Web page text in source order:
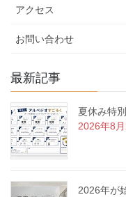
アクセス
お問い合わせ
最新記事
夏休み特
2026年8
2026年が